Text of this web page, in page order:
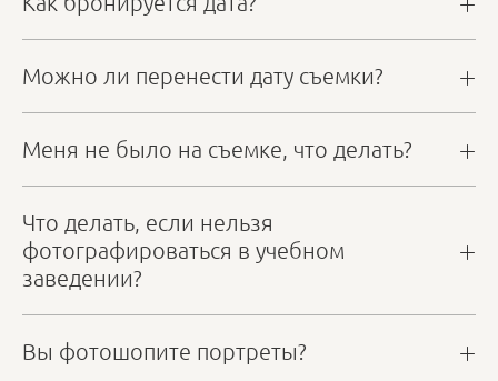
Можно ли перенести дату съемки?
Меня не было на съемке, что делать?
Что делать, если нельзя
фотографироваться в учебном
заведении?
Вы фотошопите портреты?